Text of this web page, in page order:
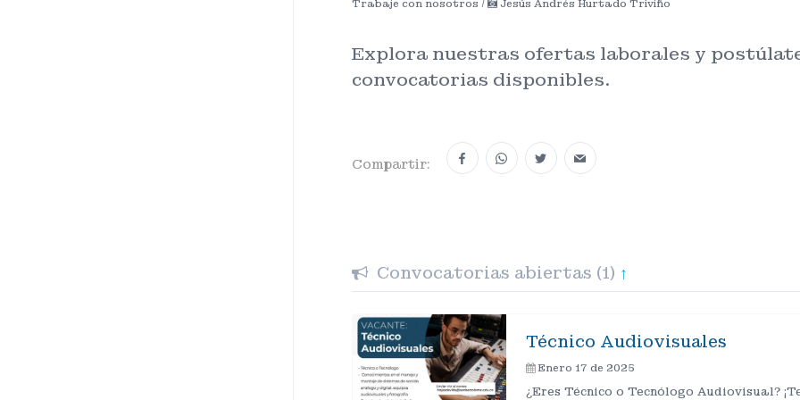
Trabaje con nosotros / Jesús Andrés Hurtado Triviño
Explora nuestras ofertas laborales y
convocatorias disponibles.
Compartir:
Convocatorias abiertas (1) ↑
Técnico Audiovisuales
Enero 17 de 2025
¿Eres Técnico o Tecnólogo Audiovisual?